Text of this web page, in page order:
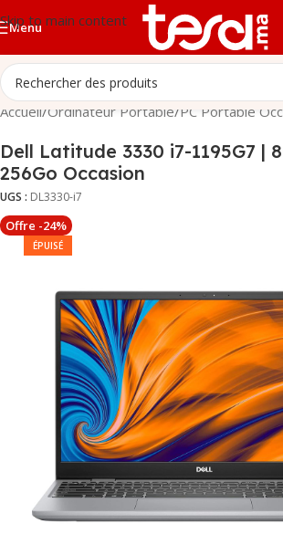
Skip to main content
Menu
Accueil/Ordinateur Portable/PC Portable
Dell Latitude 3330 i7-1195G7 |
256Go Occasion
UGS : DL3330-i7
Offre -24%
ÉPUISÉ